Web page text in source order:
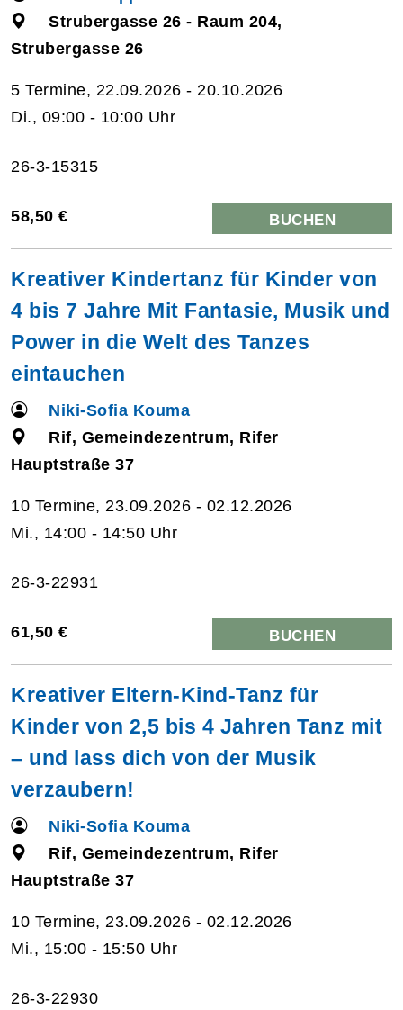
Strubergasse 26 - Raum 204,
Strubergasse 26
5 Termine, 22.09.2026 - 20.10.2026
Di., 09:00 - 10:00 Uhr
26-3-15315
58,50 € BUCHEN
Kreativer Kindertanz für Kinder von
4 bis 7 Jahre Mit Fantasie, Musik und
Power in die Welt des Tanzes
eintauchen
Niki-Sofia Kouma
Rif, Gemeindezentrum, Rifer
Hauptstraße 37
10 Termine, 23.09.2026 - 02.12.2026
Mi., 14:00 - 14:50 Uhr
26-3-22931
61,50 € BUCHEN
Kreativer Eltern-Kind-Tanz für
Kinder von 2,5 bis 4 Jahren Tanz mit
– und lass dich von der Musik
verzaubern!
Niki-Sofia Kouma
Rif, Gemeindezentrum, Rifer
Hauptstraße 37
10 Termine, 23.09.2026 - 02.12.2026
Mi., 15:00 - 15:50 Uhr
26-3-22930